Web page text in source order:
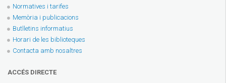
Normatives i tarifes
Memòria i publicacions
Butlletins informatius
Horari de les biblioteques
Contacta amb nosaltres
ACCÉS DIRECTE